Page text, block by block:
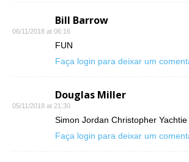
Bill Barrow
06/11/2018 at 06:16
FUN
Faça login para deixar um
Douglas Miller
05/11/2018 at 21:30
Simon Jordan Christopher Yachtie
Faça login para deixar um